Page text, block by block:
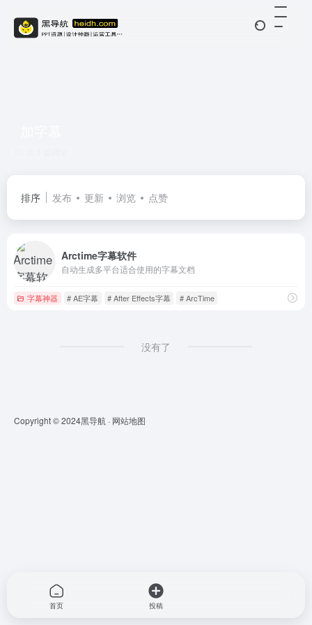
排序 发布 更新 浏览 点赞
Arctime字幕软件
自动生成多平台适合使用的字幕文档
字幕神器 # AE字幕 # After Effects字幕 # ArcTime
没有了
Copyright © 2024黑导航 · 网站地图
首页 投稿